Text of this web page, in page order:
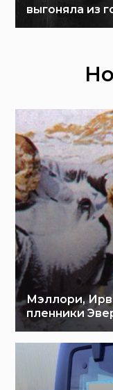
выгоняла из
Мэллори,
пленники